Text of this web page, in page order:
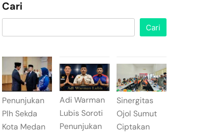
Cari
Cari
Penunjukan
Plh Sekda
Kota Medan
Adi Warman
Lubis Soroti
Penunjukan
Sinergitas
Ojol Sumut
Ciptakan